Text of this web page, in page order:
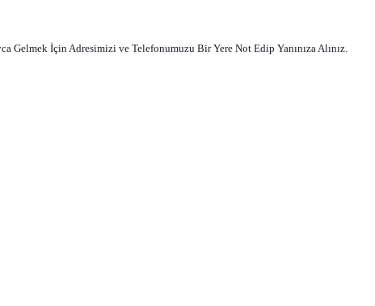
İçin Adresimizi ve Telefonumuzu Bir Yere Not Edip Yanınıza Alınız.